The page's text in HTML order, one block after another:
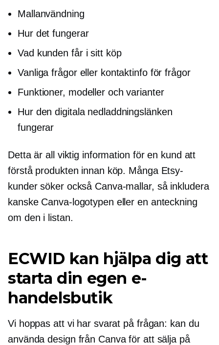
Mallanvändning
Hur det fungerar
Vad kunden får i sitt köp
Vanliga frågor eller kontaktinfo för frågor
Funktioner, modeller och varianter
Hur den digitala nedladdningslänken
fungerar
Detta är all viktig information för en kund att
förstå produkten innan köp. Många Etsy-
kunder söker också Canva-mallar, så inkludera
kanske Canva-logotypen eller en anteckning
om den i listan.
ECWID kan hjälpa dig att
starta din egen e-
handelsbutik
Vi hoppas att vi har svarat på frågan: kan du
använda design från Canva för att sälja på